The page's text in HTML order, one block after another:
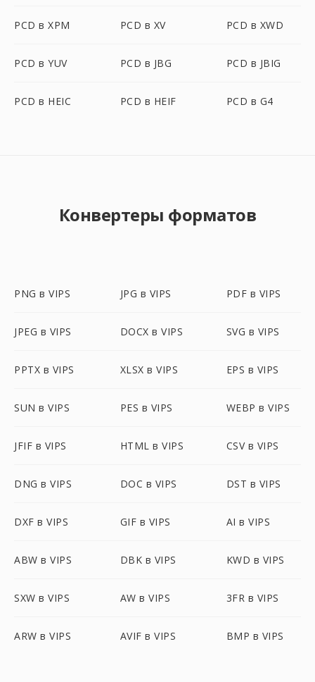
PCD в XPM PCD в XV PCD в XWD
PCD в YUV PCD в JBG PCD в JBIG
PCD в HEIC PCD в HEIF PCD в G4
Конвертеры форматов
PNG в VIPS JPG в VIPS PDF в VIPS
JPEG в VIPS DOCX в VIPS SVG в VIPS
PPTX в VIPS XLSX в VIPS EPS в VIPS
SUN в VIPS PES в VIPS WEBP в VIPS
JFIF в VIPS HTML в VIPS CSV в VIPS
DNG в VIPS DOC в VIPS DST в VIPS
DXF в VIPS GIF в VIPS AI в VIPS
ABW в VIPS DBK в VIPS KWD в VIPS
SXW в VIPS AW в VIPS 3FR в VIPS
ARW в VIPS AVIF в VIPS BMP в VIPS